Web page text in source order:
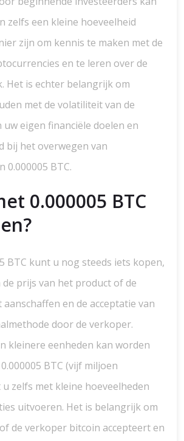
zelfs een kleine hoeveelheid
zijn om kennis te maken met de
en te leren over de
Het is echter belangrijk om
met de volatiliteit van de
eigen financiële doelen en
bij het overwegen van
0.000005 BTC.
0.000005 BTC
BTC kunt u nog steeds iets kopen,
prijs van het product of de
en de acceptatie van
door de verkoper.
kleinere eenheden kan worden
BTC (vijf miljoen
u zelfs met kleine hoeveelheden
uitvoeren. Het is belangrijk om
de verkoper bitcoin accepteert en